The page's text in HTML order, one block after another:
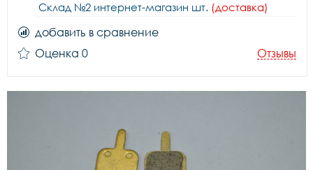
Склад №2 интернет-магазин шт. (доставка)
добавить в сравнение
Оценка 0
Отзывы